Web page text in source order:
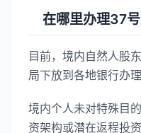
在哪里办理37
目前，境内自然人股
局下放到各地银行办理
境内个人未对特殊目
资架构或潜在返程投